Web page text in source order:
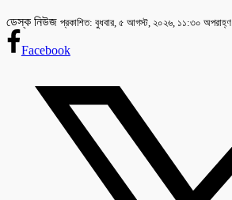
ডেস্ক নিউজ প্রকাশিত: বুধবার, ৫ আগস্ট, ২০২৬, ১১:৩০ অপরাহ্ণ
Facebook